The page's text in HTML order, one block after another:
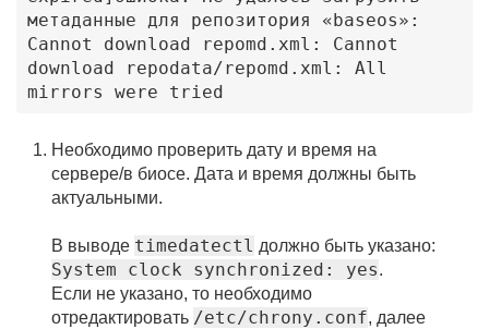
метаданные для репозитория «baseos» :
Cannot
download repomd .xml :
Cannot
download
repodata/repomd .xml :
All
mirrors
were tried
Необходимо проверить дату и время на
сервере/в биосе. Дата и время должны быть
актуальными.
В выводе timedatectl должно быть указано:
System clock synchronized: yes.
Если не указано, то необходимо
отредактировать /etc/chrony.conf, далее